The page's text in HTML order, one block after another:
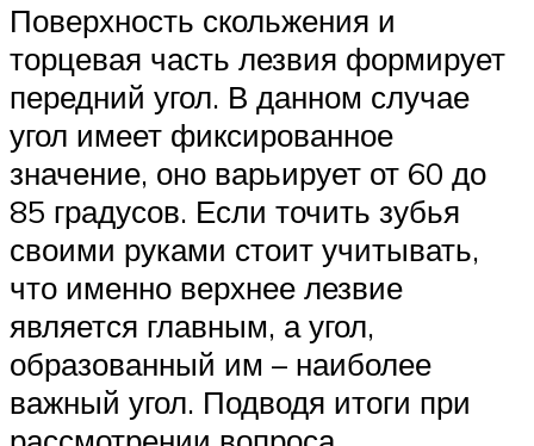
Поверхность скольжения и
торцевая часть лезвия формирует
передний угол. В данном случае
угол имеет фиксированное
значение, оно варьирует от 60 до
85 градусов. Если точить зубья
своими руками стоит учитывать,
что именно верхнее лезвие
является главным, а угол,
образованный им – наиболее
важный угол. Подводя итоги при